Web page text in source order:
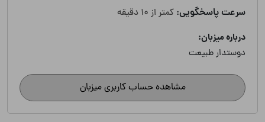
سرعت پاسخگویی: کمتر از 10 دقیقه
درباره میزبان:
دوستدار طبیعت
مشاهده حساب کاربری میزبان